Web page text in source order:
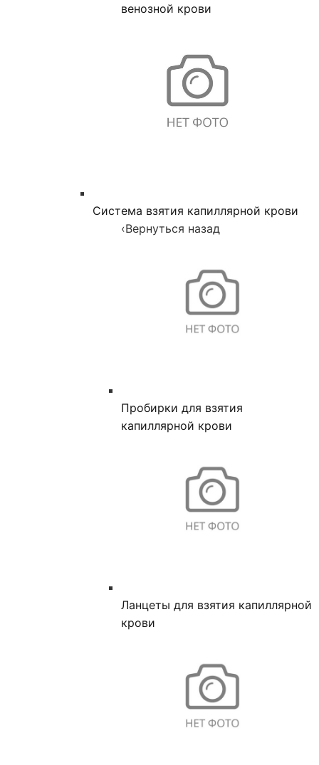
венозной крови
Система взятия капиллярной крови
‹Вернуться назад
Пробирки для взятия
капиллярной крови
Ланцеты для взятия капиллярной
крови